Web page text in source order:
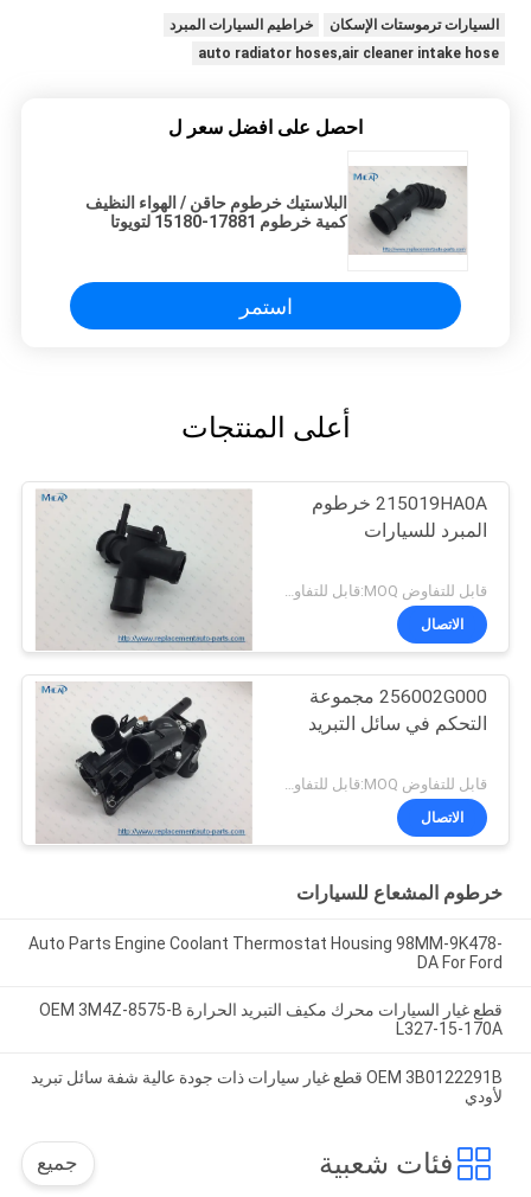
السيارات ترموستات الإسكان
خراطيم السيارات المبرد
auto radiator hoses,air cleaner intake hose
احصل على افضل سعر ل
البلاستيك خرطوم حاقن / الهواء النظيف
كمية خرطوم 17881-15180 لتويوتا
استمر
أعلى المنتجات
215019HA0A خرطوم
المبرد للسيارات
قابل للتفاوض MOQ:قابل للتفاوض
الاتصال
256002G000 مجموعة
التحكم في سائل التبريد
الاتصال
خرطوم المشعاع للسيارات
Auto Parts Engine Coolant Thermostat Housing 98MM-9K478-
DA For Ford
قطع غيار السيارات محرك مكيف التبريد الحرارة OEM 3M4Z-8575-B
L327-15-170A
OEM 3B0122291B قطع غيار سيارات ذات جودة عالية شفة سائل تبريد
لأودي
فئات شعبية جميع